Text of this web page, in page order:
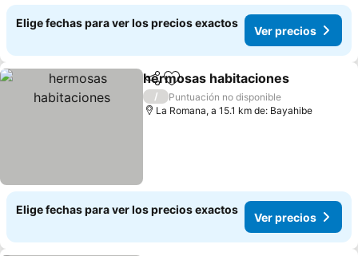
Elige fechas para ver los precios exactos
Ver precios
CompartirAgregar a favoritos
hermosas habitaciones
/
Puntuación no disponible
La Romana, a 15.1 km de: Bayahibe
Elige fechas para ver los precios exactos
Ver precios